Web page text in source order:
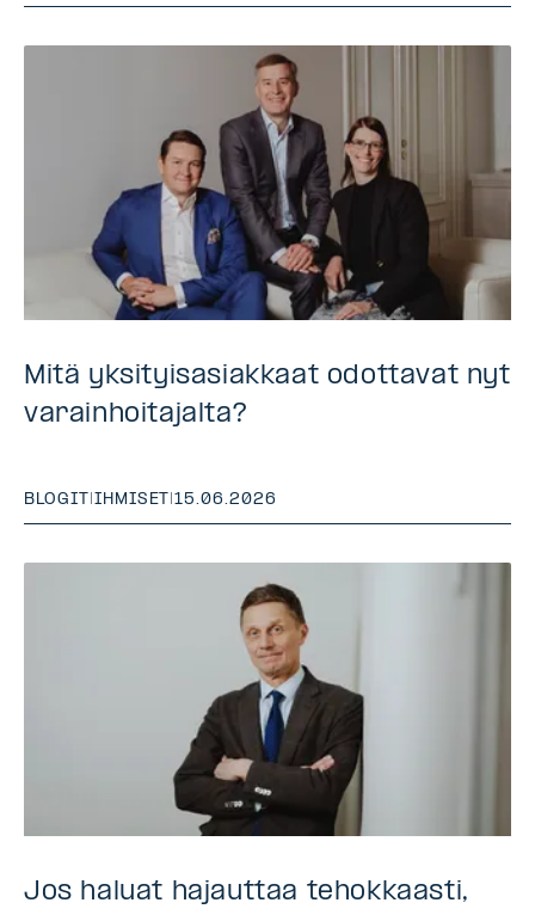
Mitä yksityisasiakkaat odottavat nyt
varainhoitajalta?
BLOGIT IHMISET |15.06.2026
Jos haluat hajauttaa tehokkaasti,